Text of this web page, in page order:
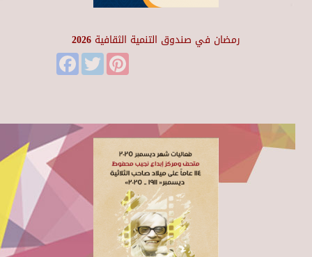
رمضان في صندوق التنمية الثقافية 2026
FacebookTwitter